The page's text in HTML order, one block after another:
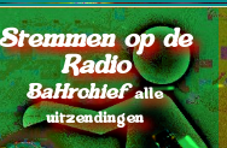
op de
Radio
BaHrchief alle
uitzendingen